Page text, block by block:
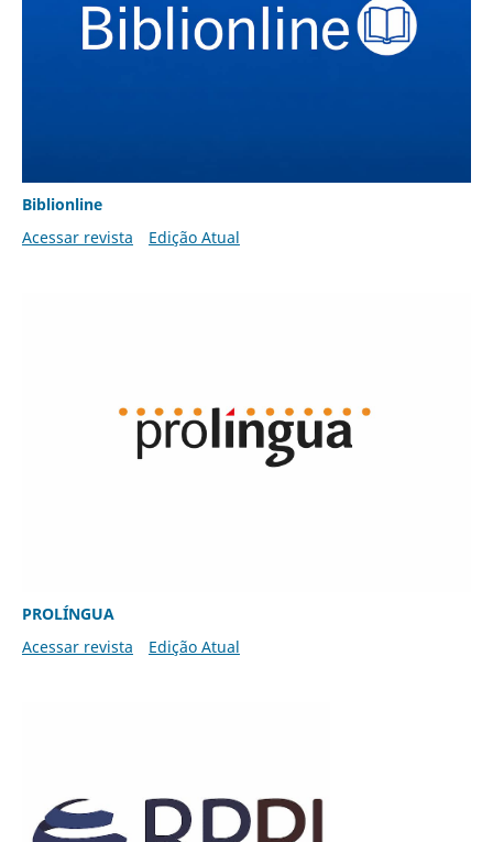
Biblionline
Acessar revista
Edição Atual
PROLÍNGUA
Acessar revista
Edição Atual